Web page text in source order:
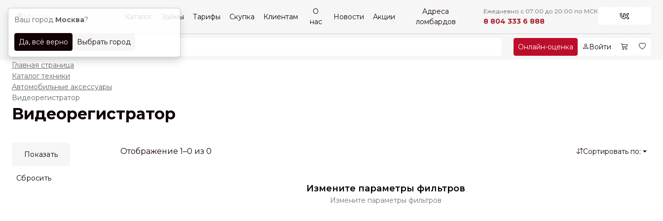
Москва Каталог Займы Тарифы Скупка Клиентам
О
нас
Новости Акции
Адреса
ломбардов
Ежедневно с 07:00 до 20:00 по МСК
8 804 333 6 888
Онлайн-оценка Войти
Главная страница
Каталог техники
Автомобильные аксессуары
Видеорегистратор
Видеорегистратор
Отображение 1–0 из 0 Сортировать по:
Измените параметры фильтров
Измените параметры фильтров
Ваш город Москва?
Да, всё верно Выбрать город